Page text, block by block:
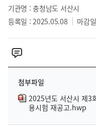
기관명 : 충청남도 서산시
등록일 : 2025.05.08
마감
첨부파일
2025년도 서산시 제3
용시험 재공고.hwp